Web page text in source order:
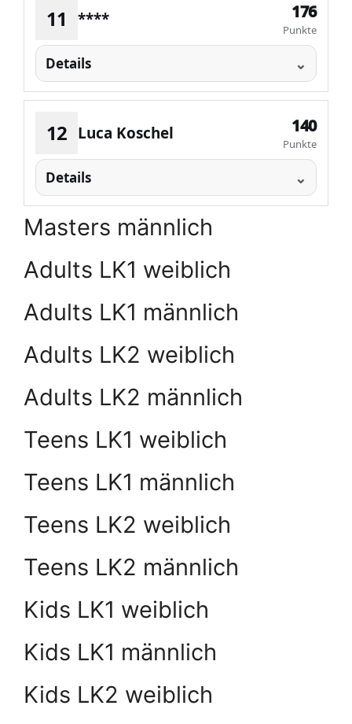
11 **** 176
Punkte
Details
12 Luca Koschel 140
Punkte
Details
Masters männlich
Adults LK1 weiblich
Adults LK1 männlich
Adults LK2 weiblich
Adults LK2 männlich
Teens LK1 weiblich
Teens LK1 männlich
Teens LK2 weiblich
Teens LK2 männlich
Kids LK1 weiblich
Kids LK1 männlich
Kids LK2 weiblich